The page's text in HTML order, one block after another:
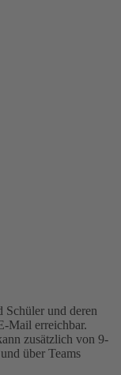
Schüler und deren
Mail erreichbar.
zusätzlich von 9-
über Teams